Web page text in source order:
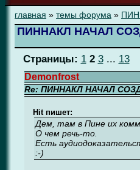
главная » темы форума »
ПИННАКЛ НАЧАЛ
Страницы: 1 2 3... 13
Demonfrost
Re: ПИННАКЛ НАЧАЛ
Hit пишет:
Дем, там в Пине их
О чем речь-то.
Есть
:-)